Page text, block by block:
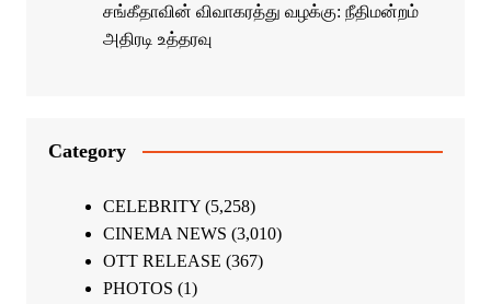
சங்கீதாவின் விவாகரத்து வழக்கு: நீதிமன்றம்
அதிரடி உத்தரவு
Category
CELEBRITY(5,258)
CINEMA NEWS (3,010)
OTT RELEASE (367)
PHOTOS (1)